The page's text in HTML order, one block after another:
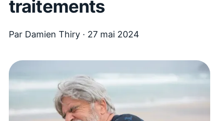
traitements
Par Damien Thiry · 27 mai 2024